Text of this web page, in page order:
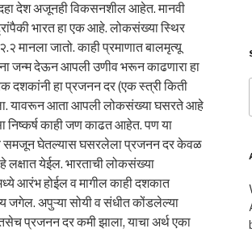
देश अजूनही विकसनशील आहेत. मानवी
भारत हा एक आहे. लोकसंख्या स्थिर
मानला जातो. काही प्रमाणात बालमृत्यू
जन्म देऊन आपली उणीव भरून काढणारा हा
दशकांनी हा प्रजनन दर (एक स्त्री किती
यावरून आता आपली लोकसंख्या घसरते आहे
निष्कर्ष काही जण काढत आहेत. पण या
समजून घेतल्यास घसरलेला प्रजनन दर केवळ
येईल. भारताची लोकसंख्या
आरंभ होईल व मागील काही दशकात
जगेल. अपुऱ्या सोयी व संधीत कोंडलेल्या
प्रजनन दर कमी झाला, याचा अर्थ एका